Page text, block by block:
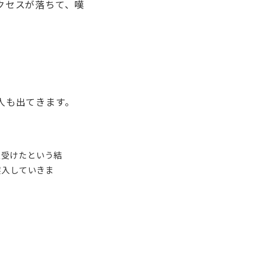
セスが落ちて、嘆
出てきます。
けたという結
していきま